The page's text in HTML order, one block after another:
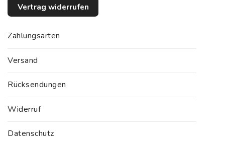
Vertrag widerrufen
Zahlungsarten
Versand
Rücksendungen
Widerruf
Datenschutz